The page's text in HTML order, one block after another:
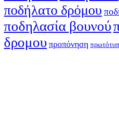
ποδήλατο δρόμου
ποδηλασία βουνού
δρομου προπόνηση